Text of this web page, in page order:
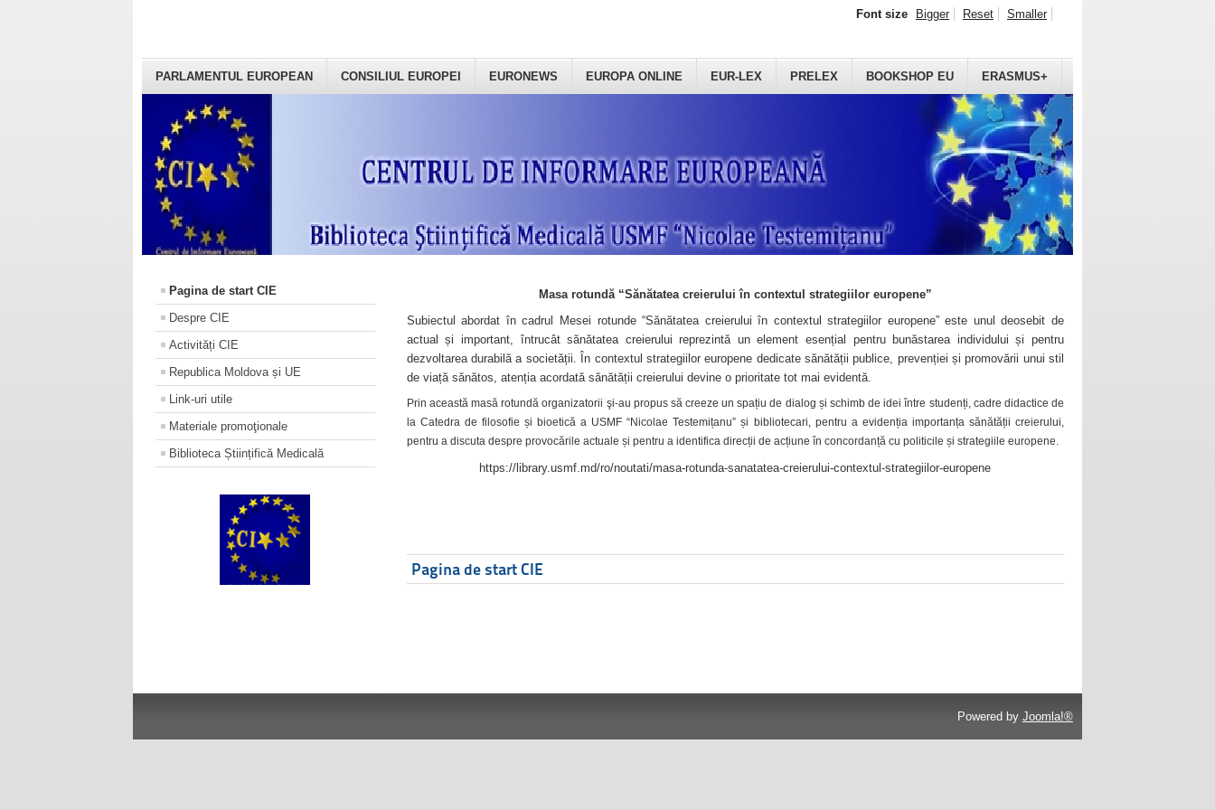
PARLAMENTUL EUROPEAN CONSILIUL EUROPEI EURONEWS EUROPA ONLINE EUR-LEX PRELEX BOOKSHOP EU ERASMUS+
Font size Bigger Reset Smaller
Pagina de start CIE
Despre CIE
Activități CIE
Republica Moldova și UE
Link-uri utile
Materiale promoţionale
Biblioteca Științifică Medicală
Masa rotundă “Sănătatea creierului în contextul strategiilor europene”
Subiectul abordat în cadrul Mesei rotunde “Sănătatea creierului în contextul strategiilor europene” este unul deosebit de
actual și important, întrucât sănătatea creierului reprezintă un element esențial pentru bunăstarea individului și pentru
dezvoltarea durabilă a societății. În contextul strategiilor europene dedicate sănătății publice, prevenției și promovării unui stil
de viață sănătos, atenția acordată sănătății creierului devine o prioritate tot mai evidentă.
Prin această masă rotundă organizatorii şi-au propus să creeze un spațiu de dialog și schimb de idei între studenți, cadre didactice de
la Catedra de filosofie și bioetică a USMF “Nicolae Testemițanu” și bibliotecari, pentru a evidenția importanța sănătății creierului,
pentru a discuta despre provocările actuale și pentru a identifica direcții de acțiune în concordanță cu politicile și strategiile europene.
https://library.usmf.md/ro/noutati/masa-rotunda-sanatatea-creierului-contextul-strategiilor-europene
Pagina de start CIE
Powered by Joomla!®